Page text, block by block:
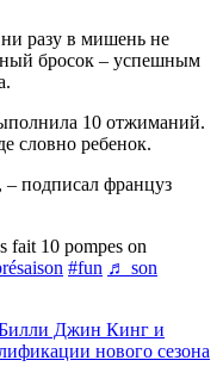
разу в мишень не
бросок – успешным
10 отжиманий.
словно ребенок.
подписал француз
fait 10 pompes on
#fun ♬ son
Билли Джин Кинг и
нового сезона